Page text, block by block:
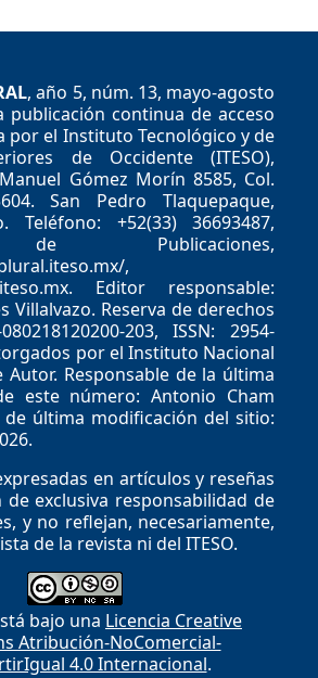
, año 5, núm. 13, mayo-agosto
publicación continua de acceso
por el Instituto Tecnológico y de
de Occidente (ITESO),
Gómez Morín 8585, Col.
San Pedro Tlaquepaque,
Teléfono: +52(33) 36693487,
Publicaciones,
,
Editor responsable:
Villalvazo. Reserva de derechos
203, ISSN: 2954-
por el Instituto Nacional
Autor. Responsable de la última
este número: Antonio Cham
de última modificación del sitio:
en artículos y reseñas
de exclusiva responsabilidad de
y no reflejan, necesariamente,
de la revista ni del ITESO.
bajo una Licencia Creative
Atribución-NoComercial-
4.0 Internacional.